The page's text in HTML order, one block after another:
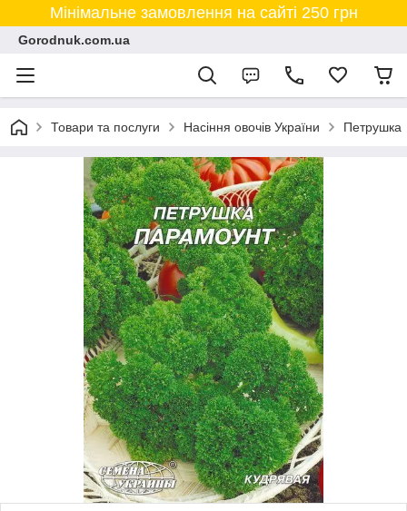
Мінімальне замовлення на сайті 250 грн
Gorodnuk.com.ua
Товари та послуги Насіння овочів України Петрушка